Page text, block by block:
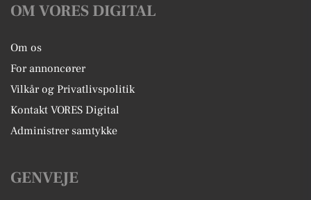
OM VORES DIGITAL
Om os
For annoncører
Vilkår og Privatlivspolitik
Kontakt VORES Digital
Administrer samtykke
GENVEJE